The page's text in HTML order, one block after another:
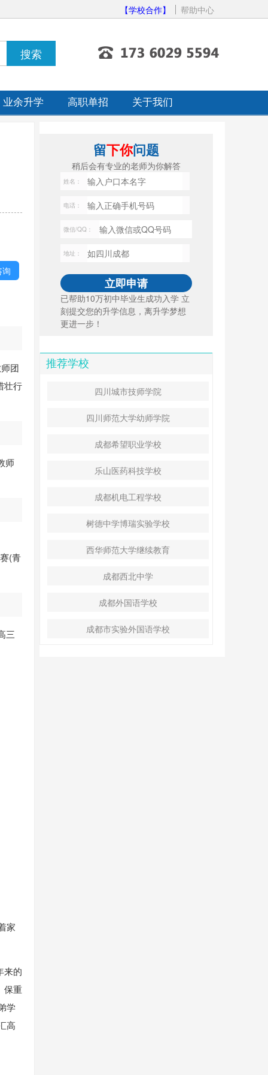
【学校合作】 帮助中心
业余升学 高职单招 关于我们
团
壮行
师
(青
三
家
来的
保重
学
高
留下你问题
稍后会有专业的老师为你解答
姓名：
电话：
微信/QQ：
地址：
已帮助10万初中毕业生成功入学 立
刻提交您的升学信息，离升学梦想
更进一步！
推荐学校
四川城市技师学院
四川师范大学幼师学院
成都希望职业学校
乐山医药科技学校
成都机电工程学校
树德中学博瑞实验学校
西华师范大学继续教育
成都西北中学
成都外国语学校
成都市实验外国语学校